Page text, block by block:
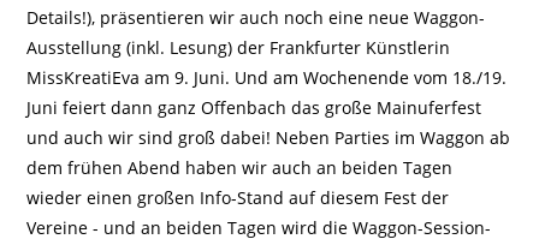
Details!), präsentieren wir auch noch eine neue Waggon-
Ausstellung (inkl. Lesung) der Frankfurter Künstlerin
MissKreatiEva am 9. Juni. Und am Wochenende vom 18./19.
Juni feiert dann ganz Offenbach das große Mainuferfest
und auch wir sind groß dabei! Neben Parties im Waggon ab
dem frühen Abend haben wir auch an beiden Tagen
wieder einen großen Info-Stand auf diesem Fest der
Vereine - und an beiden Tagen wird die Waggon-Session-